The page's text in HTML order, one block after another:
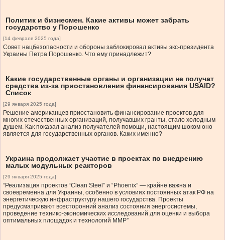
Политик и бизнесмен. Какие активы может забрать
государство у Порошенко
[14 февраля 2025 года]
Совет нацбезопасности и обороны заблокировал активы экс-президента
Украины Петра Порошенко. Что ему принадлежит?
Какие государственные органы и организации не получат
средства из-за приостановления финансирования USAID?
Список
[29 января 2025 года]
Решение американцев приостановить финансирование проектов для
многих отечественных организаций, получавших гранты, стало холодным
душем. Как показал анализ получателей помощи, настоящим шоком оно
является для государственных органов. Каких именно?
Украина продолжает участие в проектах по внедрению
малых модульных реакторов
[29 января 2025 года]
“Реализация проектов “Сlean Steel” и “Phoenix” — крайне важна и
своевременна для Украины, особенно в условиях постоянных атак РФ на
энергетическую инфраструктуру нашего государства. Проекты
предусматривают всесторонний анализ состояния энергосистемы,
проведение технико-экономических исследований для оценки и выбора
оптимальных площадок и технологий ММР”